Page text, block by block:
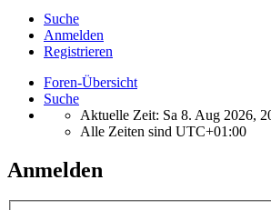
Suche
Anmelden
Registrieren
Foren-Übersicht
Suche
Aktuelle Zeit: Sa 8. Aug 2026,
Alle Zeiten sind UTC+01:00
Anmelden